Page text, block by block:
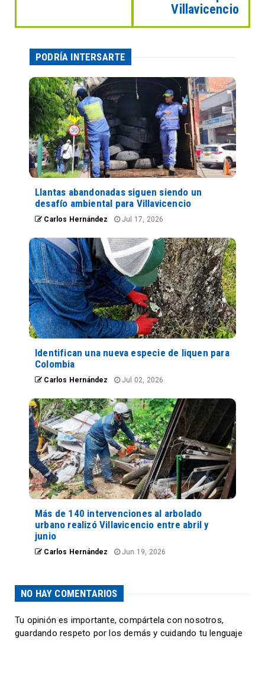
Villavicencio
PODRÍA INTERSARTE
Llantas abandonadas siguen siendo un
desafío ambiental para Villavicencio
Carlos Hernández Jul 17, 2026
Identifican una nueva especie de liquen para
Colombia
Carlos Hernández Jul 02, 2026
Más de 140 intervenciones al arbolado
urbano realizó Villavicencio entre abril y
junio
Carlos Hernández Jun 19, 2026
NO HAY COMENTARIOS
Tu opinión es importante, compártela con nosotros,
guardando respeto por los demás y cuidando tu lenguaje